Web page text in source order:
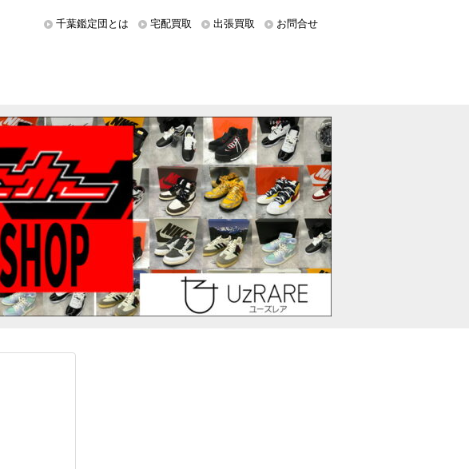
千葉鑑定団とは 宅配買取 出張買取 お問合せ